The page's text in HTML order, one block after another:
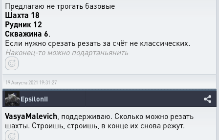
Предлагаю не трогать базовые
Шахта 18
Рудник 12
Скважина 6.
Если нужно срезать резать за счёт не классических.
Наконец-то можно подартаньянить
19 Августа 2021 19:31:27
EpsilonII
VasyaMalevich , поддерживаю. Сколько можно резать
шахты. Строишь, строишь, в конце их снова режут.